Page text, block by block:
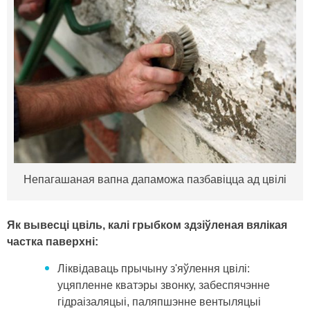
Непагашаная вапна дапаможа пазбавіцца ад цвілі
Як вывесці цвіль, калі грыбком здзіўленая вялікая
частка паверхні:
Ліквідаваць прычыну з'яўлення цвілі:
уцяпленне кватэры звонку, забеспячэнне
гідраізаляцыі, паляпшэнне вентыляцыі